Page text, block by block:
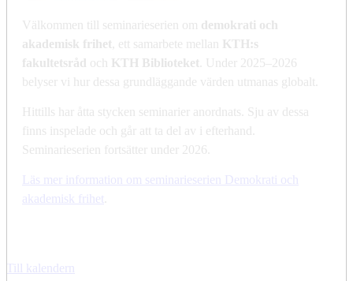
Välkommen till seminarieserien om demokrati och
akademisk frihet
, ett samarbete mellan
KTH:s
fakultetsråd och KTH Biblioteket
. Under 2025–2026
belyser vi hur dessa grundläggande värden utmanas globalt.
Hittills har åtta stycken seminarier anordnats. Sju av dessa
finns inspelade och går att ta del av i efterhand.
Seminarieserien fortsätter under 2026.
Läs mer information om seminarieserien Demokrati och
akademisk frihet
Till kalendern